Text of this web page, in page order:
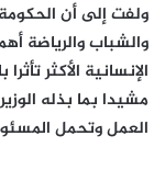
ولفت إلى أن
والشباب والرياضة
الإنسانية الأكثر
مشيدا بما بذله
العمل وتحمل